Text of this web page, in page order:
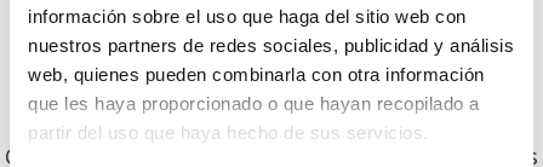
información sobre el uso que haga del sitio web con
nuestros partners de redes sociales, publicidad y análisis
web, quienes pueden combinarla con otra información
que les haya proporcionado o que hayan recopilado a
partir del uso que haya hecho de sus servicios.
Otros clientes que ya compraron en Dimovil te
cuentan cómo les fue.
Conoce lo que opinan y cómo nos valoran nuestros